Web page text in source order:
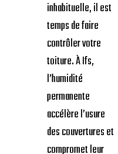
inhabituelle, il est
temps de faire
contrôler votre
toiture. À Ifs,
l’humidité
permanente
accélère l’usure
des couvertures et
compromet leur